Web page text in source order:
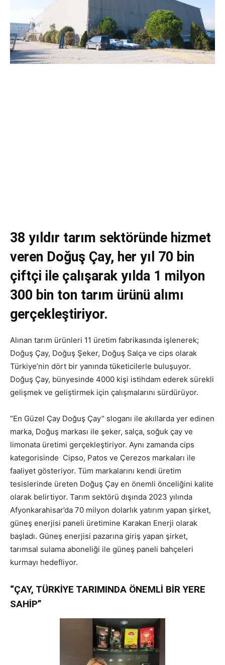
38 yıldır tarım sektöründe hizmet
veren Doğuş Çay, her yıl 70 bin
çiftçi ile çalışarak yılda 1 milyon
300 bin ton tarım ürünü alımı
gerçekleştiriyor.
Alınan tarım ürünleri 11 üretim fabrikasında işlenerek;
Doğuş Çay, Doğuş Şeker, Doğuş Salça ve cips olarak
Türkiye’nin dört bir yanında tüketicilerle buluşuyor.
Doğuş Çay, bünyesinde 4000 kişi istihdam ederek sürekli
gelişmek ve geliştirmek için çalışmalarını sürdürüyor.
“En Güzel Çay Doğuş Çay” sloganı ile akıllarda yer edinen
marka, Doğuş markası ile şeker, salça, soğuk çay ve
limonata üretimi gerçekleştiriyor. Aynı zamanda cips
kategorisinde Cipso, Patos ve Çerezos markaları ile
faaliyet gösteriyor. Tüm markalarını kendi üretim
tesislerinde üreten Doğuş Çay en önemli önceliğini kalite
olarak belirtiyor. Tarım sektörü dışında 2023 yılında
Afyonkarahisar’da 70 milyon dolarlık yatırım yapan şirket,
güneş enerjisi paneli üretimine Karakan Enerji olarak
başladı. Güneş enerjisi pazarına giriş yapan şirket,
tarımsal sulama aboneliği ile güneş paneli bahçeleri
kurmayı hedefliyor.
“ÇAY, TÜRKİYE TARIMINDA ÖNEMLİ BİR YERE
SAHİP”